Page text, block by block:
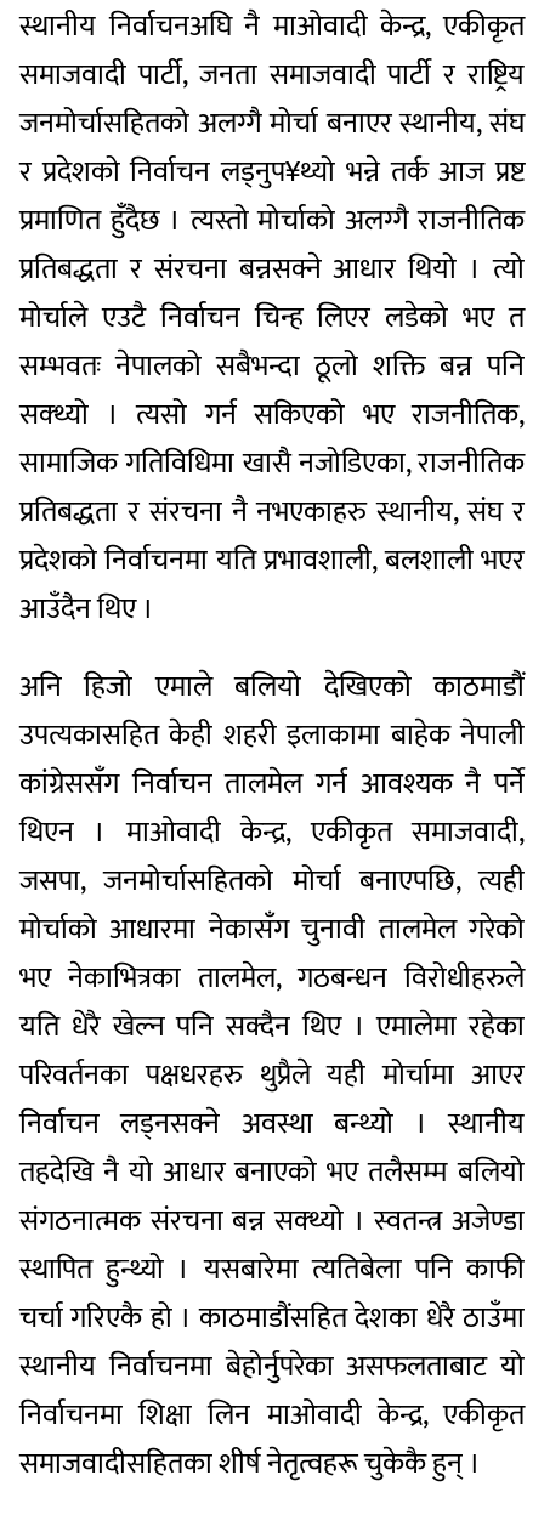
स्थानीय निर्वाचनअघि नै माओवादी केन्द्र, एकीकृत
समाजवादी पार्टी, जनता समाजवादी पार्टी र राष्ट्रिय
जनमोर्चासहितको अलग्गै मोर्चा बनाएर स्थानीय, संघ
र प्रदेशको निर्वाचन लड्नुप¥थ्यो भन्ने तर्क आज प्रष्ट
प्रमाणित हुँदैछ । त्यस्तो मोर्चाको अलग्गै राजनीतिक
प्रतिबद्धता र संरचना बन्नसक्ने आधार थियो । त्यो
मोर्चाले एउटै निर्वाचन चिन्ह लिएर लडेको भए त
सम्भवतः नेपालको सबैभन्दा ठूलो शक्ति बन्न पनि
सक्थ्यो । त्यसो गर्न सकिएको भए राजनीतिक,
सामाजिक गतिविधिमा खासै नजोडिएका, राजनीतिक
प्रतिबद्धता र संरचना नै नभएकाहरु स्थानीय, संघ र
प्रदेशको निर्वाचनमा यति प्रभावशाली, बलशाली भएर
आउँदैन थिए ।
अनि हिजो एमाले बलियो देखिएको काठमाडौं
उपत्यकासहित केही शहरी इलाकामा बाहेक नेपाली
कांग्रेससँग निर्वाचन तालमेल गर्न आवश्यक नै पर्ने
थिएन । माओवादी केन्द्र, एकीकृत समाजवादी,
जसपा, जनमोर्चासहितको मोर्चा बनाएपछि, त्यही
मोर्चाको आधारमा नेकासँग चुनावी तालमेल गरेको
भए नेकाभित्रका तालमेल, गठबन्धन विरोधीहरुले
यति धेरै खेल्न पनि सक्दैन थिए । एमालेमा रहेका
परिवर्तनका पक्षधरहरु थुप्रैले यही मोर्चामा आएर
निर्वाचन लड्नसक्ने अवस्था बन्थ्यो । स्थानीय
तहदेखि नै यो आधार बनाएको भए तलैसम्म बलियो
संगठनात्मक संरचना बन्न सक्थ्यो । स्वतन्त्र अजेण्डा
स्थापित हुन्थ्यो । यसबारेमा त्यतिबेला पनि काफी
चर्चा गरिएकै हो । काठमाडौंसहित देशका धेरै ठाउँमा
स्थानीय निर्वाचनमा बेहोर्नुपरेका असफलताबाट यो
निर्वाचनमा शिक्षा लिन माओवादी केन्द्र, एकीकृत
समाजवादीसहितका शीर्ष नेतृत्वहरू चुकेकै हुन् ।